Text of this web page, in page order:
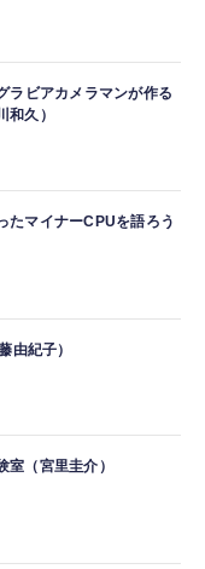
ラビアカメラマンが作る
和久）
たマイナーCPUを語ろう
由紀子）
室（宮里圭介）